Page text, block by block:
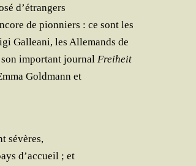
d’étrangers
de pion­niers : ce sont les
Gal­lea­ni, les Alle­mands de
impor­tant jour­nal Frei­heit
Gold­mann et
sévères,
d’accueil ; et